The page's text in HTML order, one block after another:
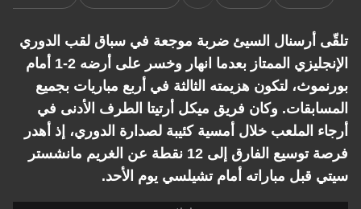
تلقّى أرسنال السيئ ضربة موجعة في سباق لقب الدوري
الإنجليزي الممتاز بعدما انهار وخسر على أرضه 2-1 أمام
بورنموث، لتكون هزيمته الثالثة في أربع مباريات بجميع
المسابقات. وكان فريق ميكل أرتيتا الطرف الأدنى في
أرجاء الملعب خلال أمسية كئيبة لصدارة الدوري، إذ أهدر
فرصة توسيع الفارق إلى 12 نقطة عن الغريم مانشستر
سيتي قبل مباراته أمام تشيلسي يوم الأحد.